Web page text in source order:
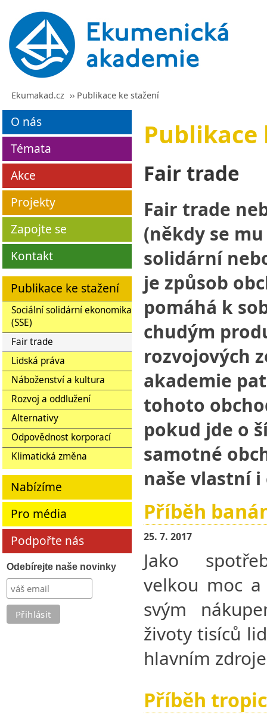
Ekumakad.cz ›› Publikace ke stažení
O nás
Témata
Akce
Projekty
Zapojte se
Kontakt
Publikace ke stažení
Sociální solidární ekonomika
(SSE)
Fair trade
Lidská práva
Náboženství a kultura
Rozvoj a oddlužení
Alternativy
Odpovědnost korporací
Klimatická změna
Nabízíme
Pro média
Podpořte nás
Odebírejte naše novinky
Publikace
Fair trade
Fair trade
(někdy se
solidární
je způsob
pomáhá k
chudým
rozvojových
akademie
tohoto
pokud jde o
samotné
naše vlastní
Příběh
25. 7. 2017
Jako
velkou moc a
svým
životy tisíců
hlavním
Příběh